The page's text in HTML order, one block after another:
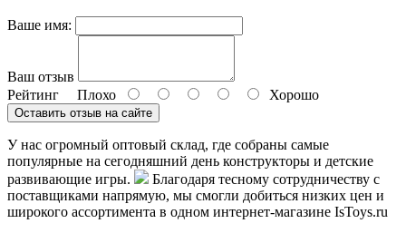
Ваше имя:
Ваш отзыв
Рейтинг Плохо Хорошо
Оставить отзыв на сайте
У нас огромный оптовый склад, где собраны самые
популярные на сегодняшний день конструкторы и детские
развивающие игры.
Благодаря тесному сотрудничеству с
поставщиками напрямую, мы смогли добиться низких цен и
широкого ассортимента в одном интернет-магазине IsToys.ru